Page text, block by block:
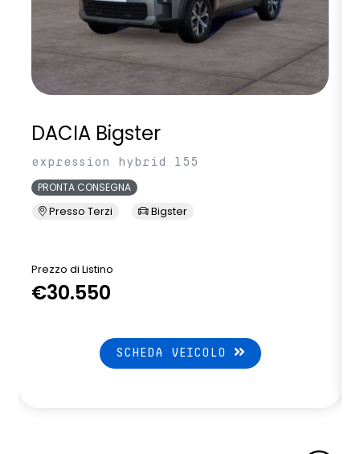
DACIA Bigster
expression hybrid 155
PRONTA CONSEGNA
Presso Terzi Bigster
Prezzo di Listino
€30.550
SCHEDA VEICOLO